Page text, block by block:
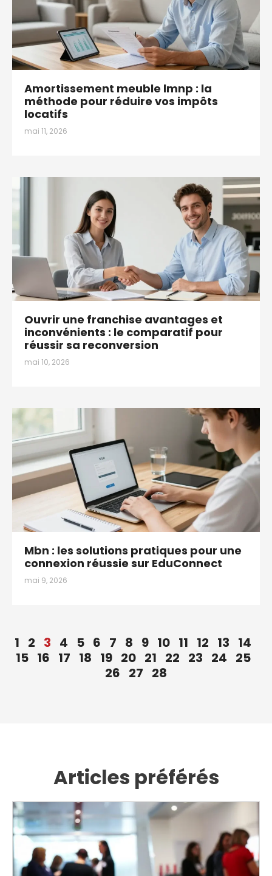
Amortissement meuble lmnp : la
méthode pour réduire vos impôts
locatifs
mai 11, 2026
Ouvrir une franchise avantages et
inconvénients : le comparatif pour
réussir sa reconversion
mai 10, 2026
Mbn : les solutions pratiques pour une
connexion réussie sur EduConnect
mai 9, 2026
1 2 3 4 5 6 7 8 9 10 11 12 13 14
15 16 17 18 19 20 21 22 23 24 25
26 27 28
Articles préférés